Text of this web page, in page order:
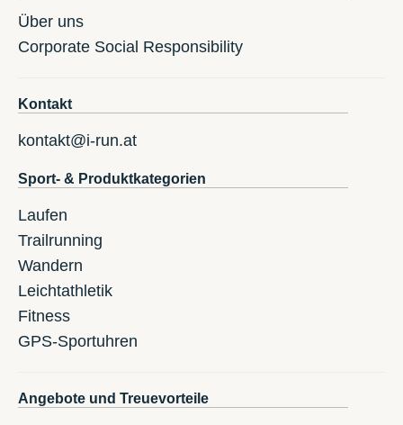
Über uns
Corporate Social Responsibility
Kontakt
kontakt@i-run.at
Sport- & Produktkategorien
Laufen
Trailrunning
Wandern
Leichtathletik
Fitness
GPS-Sportuhren
Angebote und Treuevorteile